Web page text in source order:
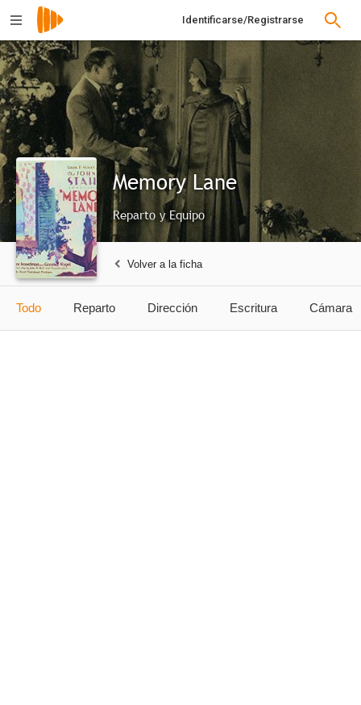
Identificarse/Registrarse
Memory Lane
Reparto y Equipo
Volver a la ficha
Todo Reparto Dirección Escritura Cámara